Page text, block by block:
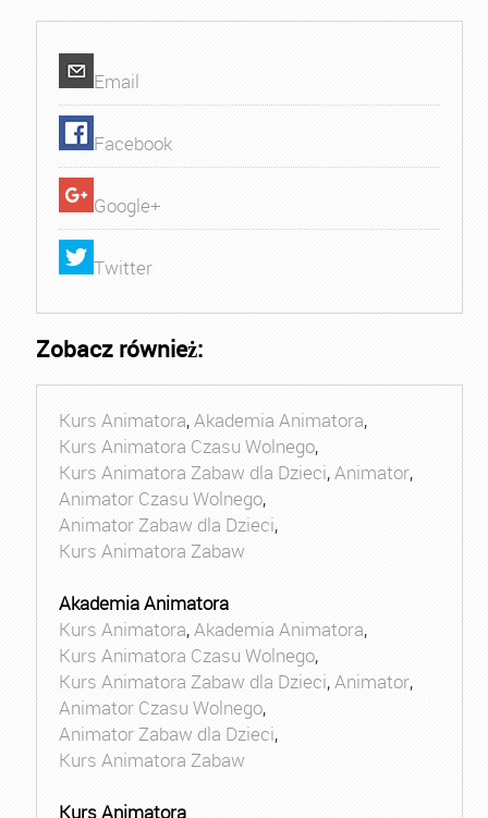
Email
Facebook
Google+
Twitter
Zobacz również:
Kurs Animatora,Akademia Animatora,
Kurs Animatora Czasu Wolnego,
Kurs Animatora Zabaw dla Dzieci,Animator,
Animator Czasu Wolnego,
Animator Zabaw dla Dzieci,
Kurs Animatora Zabaw
Akademia Animatora
Kurs Animatora,Akademia Animatora,
Kurs Animatora Czasu Wolnego,
Kurs Animatora Zabaw dla Dzieci,Animator,
Animator Czasu Wolnego,
Animator Zabaw dla Dzieci,
Kurs Animatora Zabaw
Kurs Animatora